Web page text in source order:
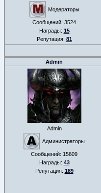
Модераторы
Сообщений: 3524
Награды: 15
Репутация: 81
Admin
Admin
Администраторы
Сообщений: 15609
Награды: 43
Репутация: 189